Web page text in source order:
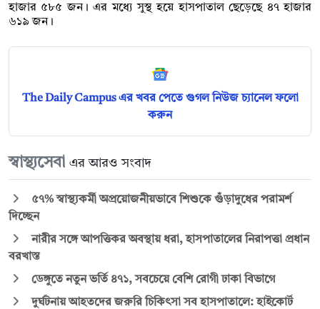
হাজার ৫৮৫ জন। এর মধ্যে সুস্থ হয়ে হাসপাতাল ছেড়েছে ৪৭ হাজার
৬১৯ জন।
The Daily Campus এর খবর পেতে গুগল নিউজ চ্যানেল ফলো
করুন
স্বাস্থ্যসেবা এর আরও সংবাদ
৫৭% স্বাস্থ্যকর্মী অপ্রয়োজনীয়ভাবে শিশুকে গুঁড়াদুধের পরামর্শ
দিচ্ছেন
নারীর সঙ্গে আপত্তিকর অবস্থায় ধরা, হাসপাতালের নিরাপত্তা প্রধান
বরখাস্ত
ডেঙ্গুতে নতুন ভর্তি ৪৭১, সবচেয়ে বেশি রোগী ঢাকা বিভাগে
দুর্ঘটনায় আহতদের জরুরি চিকিৎসা সব হাসপাতালে: হাইকোর্ট